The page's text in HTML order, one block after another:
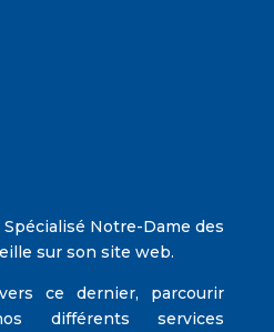
Notre-Dame des
sur son site web.
ce dernier, parcourir
différents services